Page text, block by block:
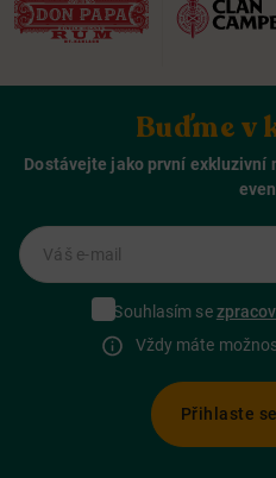
Buďme v
Dostávejte jako první exkluzivní
Váš e-mail
Souhlasím se
Vždy máte
Přihlaste